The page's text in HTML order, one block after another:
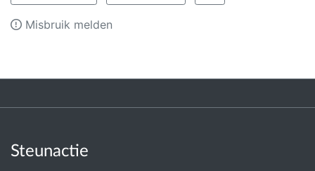
Misbruik melden
Steunactie